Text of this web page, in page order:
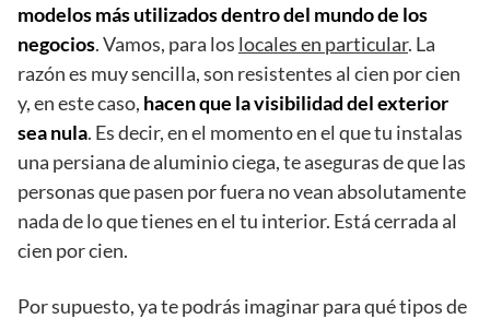
modelos más utilizados dentro del mundo de los
negocios. Vamos, para los locales en particular. La
razón es muy sencilla, son resistentes al cien por cien
y, en este caso, hacen que la visibilidad del exterior
sea nula. Es decir, en el momento en el que tu instalas
una persiana de aluminio ciega, te aseguras de que las
personas que pasen por fuera no vean absolutamente
nada de lo que tienes en el tu interior. Está cerrada al
cien por cien.
Por supuesto, ya te podrás imaginar para qué tipos de